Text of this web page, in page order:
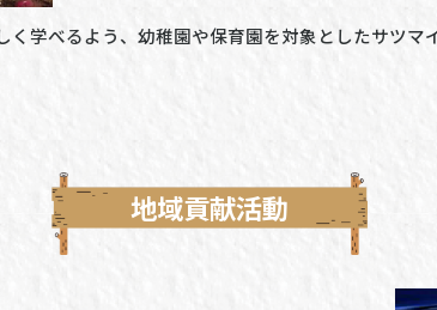
学べるよう、幼稚園や保育園を対象としたサツマ
地域貢献活動